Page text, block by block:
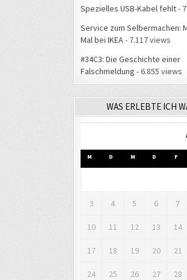
Spezielles USB-Kabel fehlt-
Service zum Selbermachen:
Mal bei IKEA - 7.117 views
#34C3: Die Geschichte einer
Falschmeldung - 6.855 views
WAS ERLEBTE ICH
M D M D F
3 4 5 6 7
10 11 12 13 14
17 18 19 20 21
24 25 26 27 28